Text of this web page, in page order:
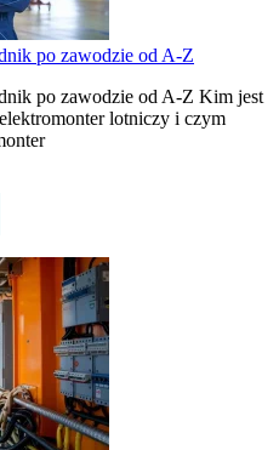
po zawodzie od A-Z
po zawodzie od A-Z Kim jest
lotniczy i czym